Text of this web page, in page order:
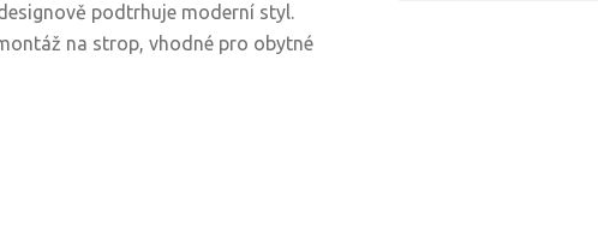
podtrhuje moderní styl.
na strop, vhodné pro obytné